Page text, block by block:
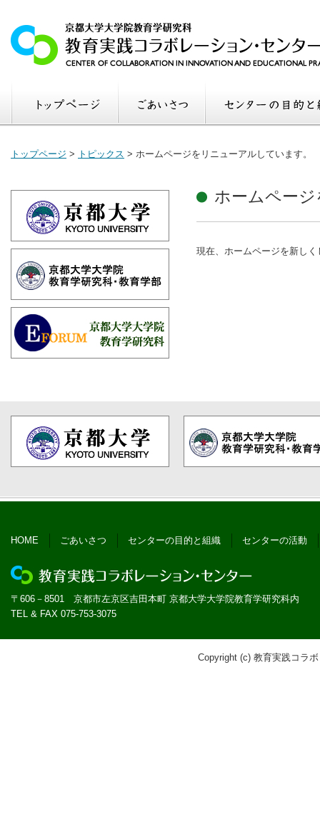
トップページ > トピックス > ホームページをリニューアルしています。
ホームペー
現在、ホームページを新しく
HOME ごあいさつ センターの目的と組織 センターの活動
〒606－8501 京都市左京区吉田本町 京都大学大学院教育学研究科内
TEL & FAX 075-753-3075
Copyright (c) 教育実践コラ